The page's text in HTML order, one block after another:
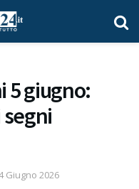
5 giugno:
Giugno 2026